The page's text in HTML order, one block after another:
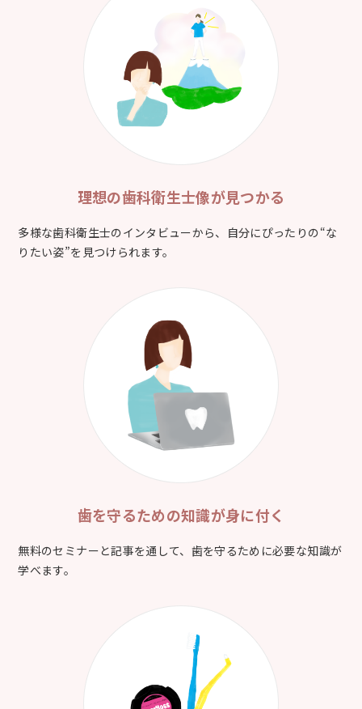
理想の歯科衛生士像が見つかる
多様な歯科衛生士のインタビューから、自分にぴったりの“な
りたい姿”を見つけられます。
歯を守るための知識が身に付く
無料のセミナーと記事を通して、歯を守るために必要な知識が
学べます。